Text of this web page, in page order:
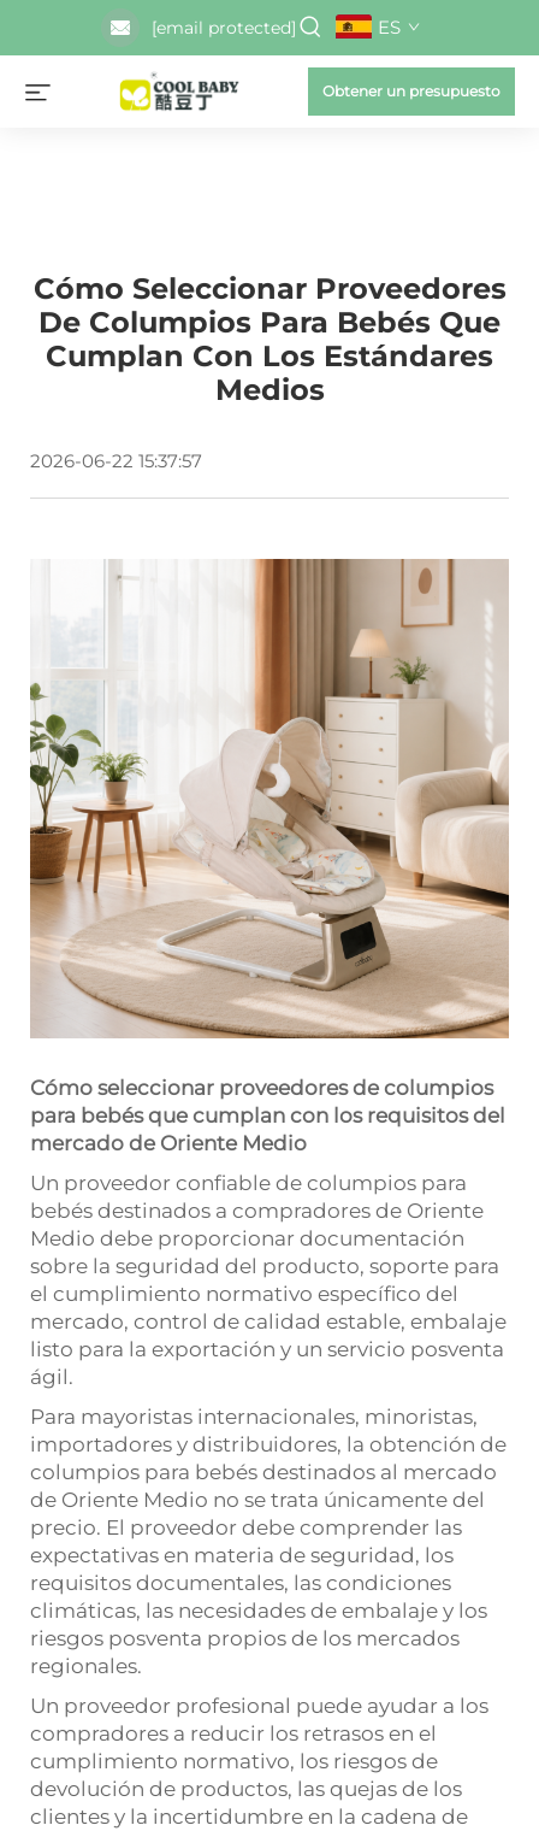
[email protected] ES
Obtener un presupuesto
Cómo Seleccionar Proveedores
De Columpios Para Bebés Que
Cumplan Con Los Estándares
Medios
2026-06-22 15:37:57
Cómo seleccionar proveedores de columpios
para bebés que cumplan con los requisitos del
mercado de Oriente Medio
Un proveedor confiable de columpios para
bebés destinados a compradores de Oriente
Medio debe proporcionar documentación
sobre la seguridad del producto, soporte para
el cumplimiento normativo específico del
mercado, control de calidad estable, embalaje
listo para la exportación y un servicio posventa
ágil.
Para mayoristas internacionales, minoristas,
importadores y distribuidores, la obtención de
columpios para bebés destinados al mercado
de Oriente Medio no se trata únicamente del
precio. El proveedor debe comprender las
expectativas en materia de seguridad, los
requisitos documentales, las condiciones
climáticas, las necesidades de embalaje y los
riesgos posventa propios de los mercados
regionales.
Un proveedor profesional puede ayudar a los
compradores a reducir los retrasos en el
cumplimiento normativo, los riesgos de
devolución de productos, las quejas de los
clientes y la incertidumbre en la cadena de